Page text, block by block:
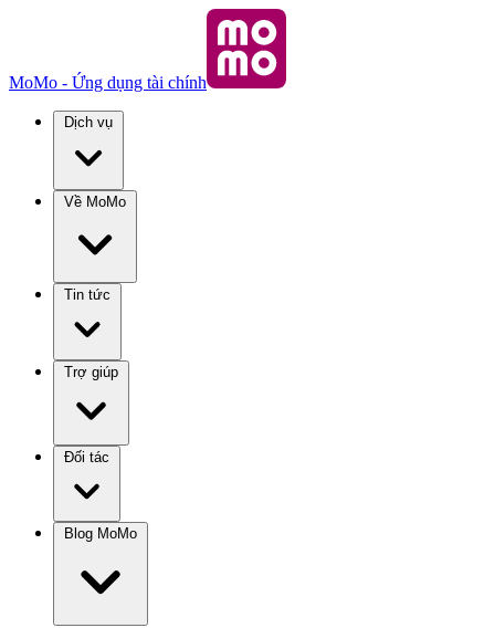
MoMo - Ứng dụng tài chính
Dịch vụ
Về MoMo
Tin tức
Trợ giúp
Đối tác
Blog MoMo